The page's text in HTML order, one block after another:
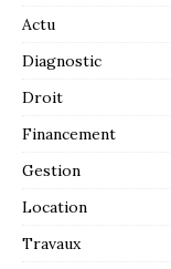
Actu
Diagnostic
Droit
Financement
Gestion
Location
Travaux